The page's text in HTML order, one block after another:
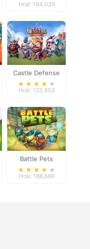
Hrál: 184,029
Castle Defense
Hrál: 123,853
Battle Pets
Hrál: 188,686